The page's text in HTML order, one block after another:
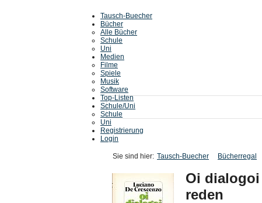
Tausch-Buecher
Bücher
Alle Bücher
Schule
Uni
Medien
Filme
Spiele
Musik
Software
Top-Listen
Schule/Uni
Schule
Uni
Registrierung
Login
Sie sind hier: Tausch-Buecher Bücherregal
Oi dialogoi
reden